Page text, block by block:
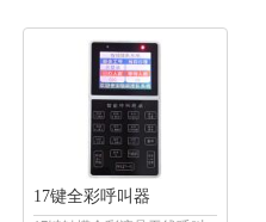
17键全彩呼叫器